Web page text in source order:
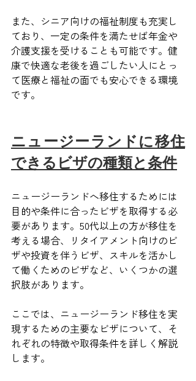
また、シニア向けの福祉制度も充実し
ており、一定の条件を満たせば年金や
介護支援を受けることも可能です。健
康で快適な老後を過ごしたい人にとっ
て医療と福祉の面でも安心できる環境
です。
ニュージーランドに移住
できるビザの種類と条件
ニュージーランドへ移住するためには
目的や条件に合ったビザを取得する必
要があります。50代以上の方が移住を
考える場合、リタイアメント向けのビ
ザや投資を伴うビザ、スキルを活かし
て働くためのビザなど、いくつかの選
択肢があります。
ここでは、ニュージーランド移住を実
現するための主要なビザについて、そ
れぞれの特徴や取得条件を詳しく解説
します。